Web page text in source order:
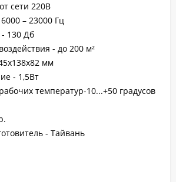
сети 220B
– 23000 Гц
130 Дб
- до 200 м²
мм
- 1,5Вт
температур-10...+50 градусов
- Тайвань